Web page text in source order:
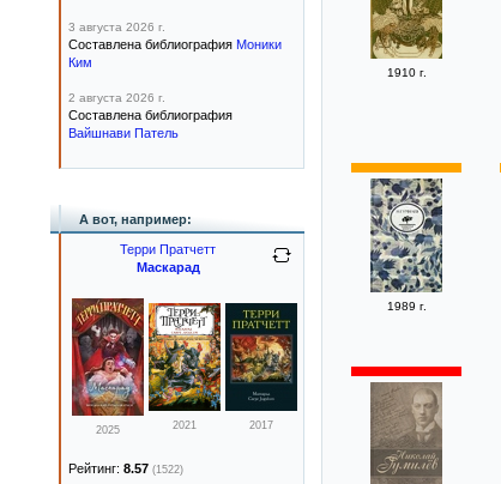
1910 г.
1989 г.
3 августа 2026 г.
Составлена библиография Моники
Ким
2 августа 2026 г.
Составлена библиография
Вайшнави Патель
А вот, например:
Терри Пратчетт
Маскарад
2025 2021 2017
Рейтинг: 8.57 (1522)